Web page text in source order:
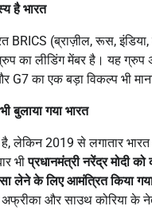
है भारत
BRICS (ब्राज़ील, रूस,
का लीडिंग मेंबर है। यह ग्रुप
G7 का एक बड़ा विकल्प भी
बुलाया गया भारत
लेकिन 2019 से लगातार
भीप्रधानमंत्री नरेंद्र मोदी को
लेने के लिए आमंत्रित किया
अफ्रीका और साउथ कोरिया के